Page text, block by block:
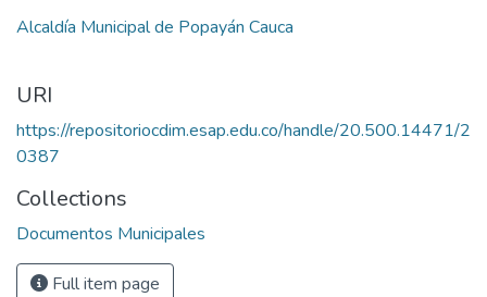
Alcaldía Municipal de Popayán Cauca
URI
https://repositoriocdim.esap.edu.co/handle/20.500.14471/2
0387
Collections
Documentos Municipales
Full item page